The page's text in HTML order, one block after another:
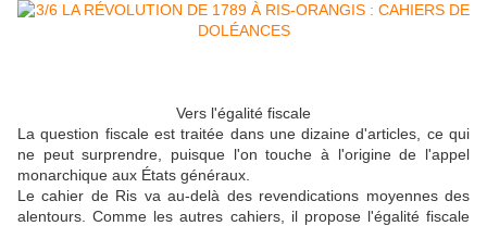
Vers l'égalité fiscale
La question fiscale est traitée dans une dizaine d'articles, ce qui
ne peut surprendre, puisque l'on touche à l'origine de l'appel
monarchique aux États généraux.
Le cahier de Ris va au-delà des revendications moyennes des
alentours. Comme les autres cahiers, il propose l'égalité fiscale